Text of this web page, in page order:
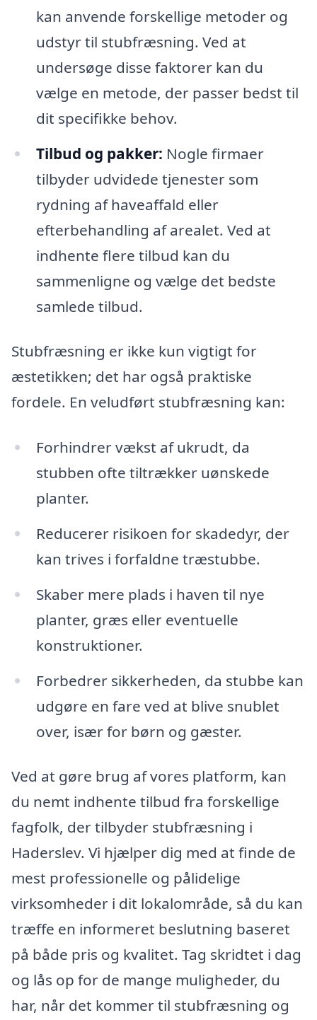
kan anvende forskellige metoder og
udstyr til stubfræsning. Ved at
undersøge disse faktorer kan du
vælge en metode, der passer bedst til
dit specifikke behov.
Tilbud og pakker: Nogle firmaer
tilbyder udvidede tjenester som
rydning af haveaffald eller
efterbehandling af arealet. Ved at
indhente flere tilbud kan du
sammenligne og vælge det bedste
samlede tilbud.
Stubfræsning er ikke kun vigtigt for
æstetikken; det har også praktiske
fordele. En veludført stubfræsning kan:
Forhindrer vækst af ukrudt, da
stubben ofte tiltrækker uønskede
planter.
Reducerer risikoen for skadedyr, der
kan trives i forfaldne træstubbe.
Skaber mere plads i haven til nye
planter, græs eller eventuelle
konstruktioner.
Forbedrer sikkerheden, da stubbe kan
udgøre en fare ved at blive snublet
over, især for børn og gæster.
Ved at gøre brug af vores platform, kan
du nemt indhente tilbud fra forskellige
fagfolk, der tilbyder stubfræsning i
Haderslev. Vi hjælper dig med at finde de
mest professionelle og pålidelige
virksomheder i dit lokalområde, så du kan
træffe en informeret beslutning baseret
på både pris og kvalitet. Tag skridtet i dag
og lås op for de mange muligheder, du
har, når det kommer til stubfræsning og